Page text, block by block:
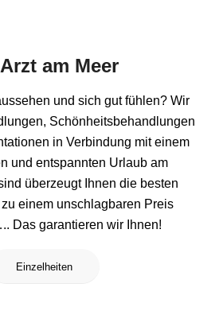
am Meer
und sich gut fühlen? Wir
Schönheitsbehandlungen
in Verbindung mit einem
und entspannten Urlaub am
überzeugt Ihnen die besten
einem unschlagbaren Preis
Das garantieren wir Ihnen!
Einzelheiten